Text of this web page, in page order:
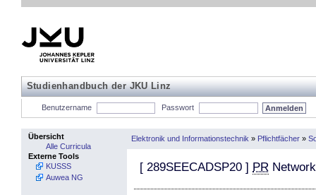
Studienhandbuch der JKU Linz
Benutzername Passwort
Übersicht
Alle Curricula
Externe Tools
KUSSS
Auwea NG
Elektronik und Informationstechnik » Pflichtfächer »
[ 289SEECADSP20 ] PR